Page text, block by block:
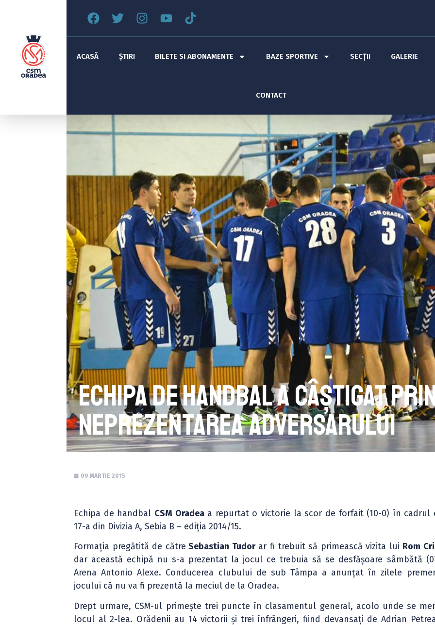
ACASĂ ȘTIRI BILETE SI ABONAMENTE BAZE SPORTIVE SECȚII GALERIE
CONTACT
Echipa de handbal a câștigat
neprezentarea adversarului
09 MARTIE 2015
Echipa de handbal CSM Oradeaa repurtat o victorie la scor de forfait (10-0) în cadrul
17-a din Divizia A, Sebia B – ediția 2014/15.
Formația pregătită de către Sebastian Tudorar fi trebuit să primească vizita lui Rom
dar această echipă nu s-a prezentat la jocul ce trebuia să se desfășoare sâmbătă
Arena Antonio Alexe. Conducerea clubului de sub Tâmpa a anunțat în zilele
jocului că nu va fi prezentă la meciul de la Oradea.
Drept urmare, CSM-ul primește trei puncte în clasamentul general, acolo unde se
locul al 2-lea. Orădenii au 14 victorii și trei înfrângeri, fiind devansați de Adrian